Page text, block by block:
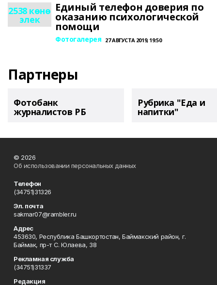
2538 көнө
элек
Единый телефон доверия по
оказанию психологической
помощи
Фотогалерея 27 АВГУСТА 2019, 19:50
Партнеры
Фотобанк
журналистов РБ
Рубрика "Еда и
напитки"
© 2026
Об использовании персональных данных
Телефон
(34751)31326
Эл. почта
sakmar07@rambler.ru
Адрес
453630, Республика Башкортостан, Баймакский район, г.
Баймак, пр-т С. Юлаева, 38
Рекламная служба
(34751)31337
Редакция